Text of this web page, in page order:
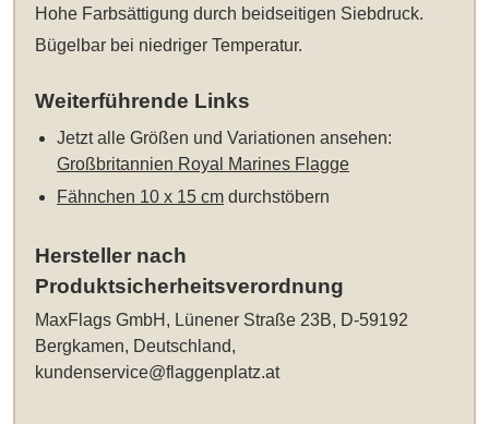
Hohe Farbsättigung durch beidseitigen Siebdruck.
Bügelbar bei niedriger Temperatur.
Weiterführende Links
Jetzt alle Größen und Variationen ansehen:
Großbritannien Royal Marines Flagge
Fähnchen 10 x 15 cm durchstöbern
Hersteller nach
Produktsicherheitsverordnung
MaxFlags GmbH, Lünener Straße 23B, D-59192
Bergkamen, Deutschland,
kundenservice@flaggenplatz.at